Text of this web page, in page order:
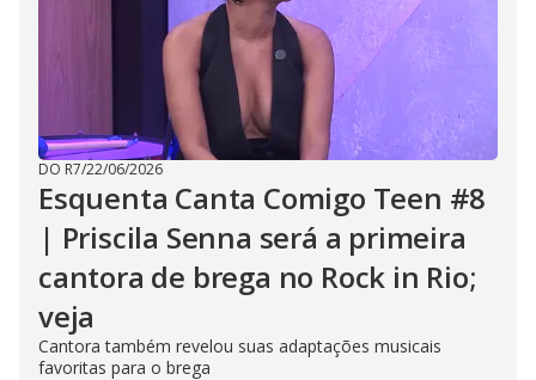
DO R7/22/06/2026
Esquenta Canta Comigo Teen #8
| Priscila Senna será a primeira
cantora de brega no Rock in Rio;
veja
Cantora também revelou suas adaptações musicais
favoritas para o brega